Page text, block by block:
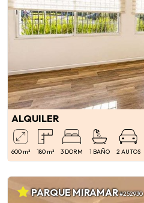
ALQUILER
600 m² 180 m² 3 DORM 1 BAÑO 2 AUTOS
PARQUE MIRAMAR#252930